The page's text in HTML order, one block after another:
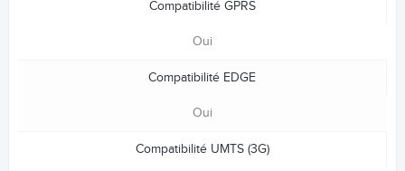
Compatibilité GPRS
Oui
Compatibilité EDGE
Oui
Compatibilité UMTS (3G)